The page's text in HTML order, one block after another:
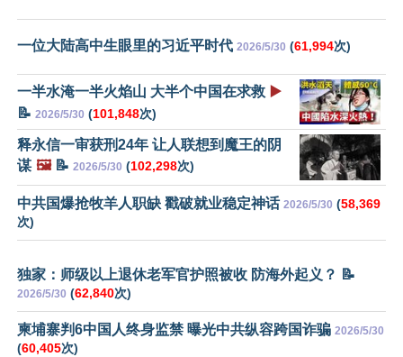
一位大陆高中生眼里的习近平时代 2026/5/30 (61,994次)
一半水淹一半火焰山 大半个中国在求救 ▶️
📝 2026/5/30 (101,848次)
释永信一审获刑24年 让人联想到魔王的阴
谋 🖼️📝 2026/5/30 (102,298次)
中共国爆抢牧羊人职缺 戳破就业稳定神话 2026/5/30 (58,369
次)
独家：师级以上退休老军官护照被收 防海外起义？ 📝
2026/5/30 (62,840次)
柬埔寨判6中国人终身监禁 曝光中共纵容跨国诈骗 2026/5/30
(60,405次)